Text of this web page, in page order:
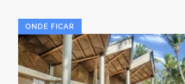
ONDE FICAR